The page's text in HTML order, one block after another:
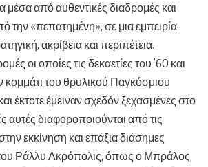
μέσα από αυθεντικές διαδρομές και
την «πεπατημένη», σε μια εμπειρία
ακρίβεια και περιπέτεια.
οι οποίες τις δεκαετίες του ’60 και
κομμάτι του θρυλικού Παγκόσμιου
έκτοτε έμειναν σχεδόν ξεχασμένες στο
αυτές διαφοροποιούνται από τις
εκκίνηση και επάξια διάσημες
του Ράλλυ Ακρόπολις, όπως ο Μπράλος,